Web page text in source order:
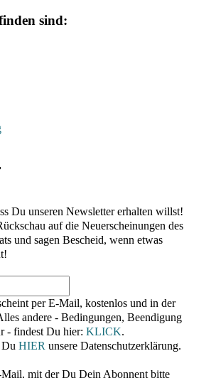
sind:
Du unseren Newsletter erhalten willst!
auf die Neuerscheinungen des
und sagen Bescheid, wenn etwas
per E-Mail, kostenlos und in der
andere - Bedingungen, Beendigung
- findest Du hier: KLICK.
HIER unsere Datenschutzerklärung.
mit der Du Dein Abonnent bitte